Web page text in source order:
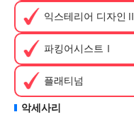
익스테리어 디자인Ⅱ
파킹어시스트Ⅰ
플래티넘
악세사리